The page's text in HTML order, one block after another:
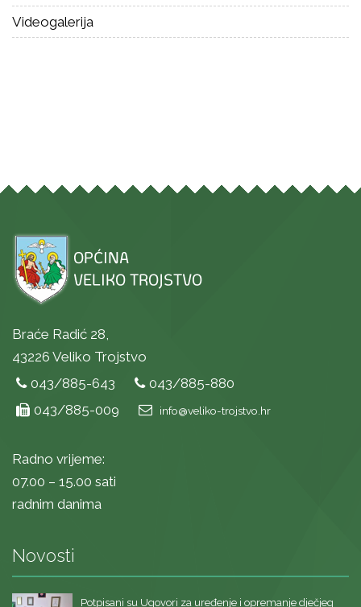
Videogalerija
Braće Radić 28,
43226 Veliko Trojstvo
043/885-643
043/885-880
043/885-009
info@veliko-trojstvo.hr
Radno vrijeme:
07.00 – 15.00 sati
radnim danima
Novosti
Potpisani su Ugovori za uređenje i opremanje dječjeg